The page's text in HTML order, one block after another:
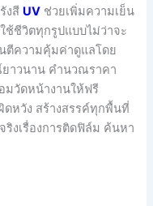
งสี UV ช่วยเพิ่มความเย็น
ช้ชีวิตทุกรูปแบบไม่ว่าจะ
ตีความคุ้มค่าดูแลโดย
าวนาน คำนวณราคา
มวัดหน้างานให้ฟรี
หวัง สร้างสรรค์ทุกพื้นที่
งเรื่องการติดฟิล์ม ค้นหา